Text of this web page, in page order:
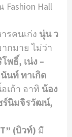
Fashion Hall
รคนเก่ง นุ่น ว
กมาย ไม่ว่า
พธิ์, เน่ง –
นท์ ทาเกิด
เก้า อาทิ น้อง
ร์นิมจิรวัฒน์,
(บิวท์) มี